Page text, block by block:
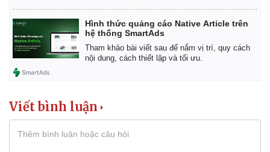
Hình thức quảng cáo Native Article trên
hệ thống SmartAds
Tham khảo bài viết sau để nắm vị trí, quy cách
nội dung, cách thiết lập và tối ưu.
Viết bình luận